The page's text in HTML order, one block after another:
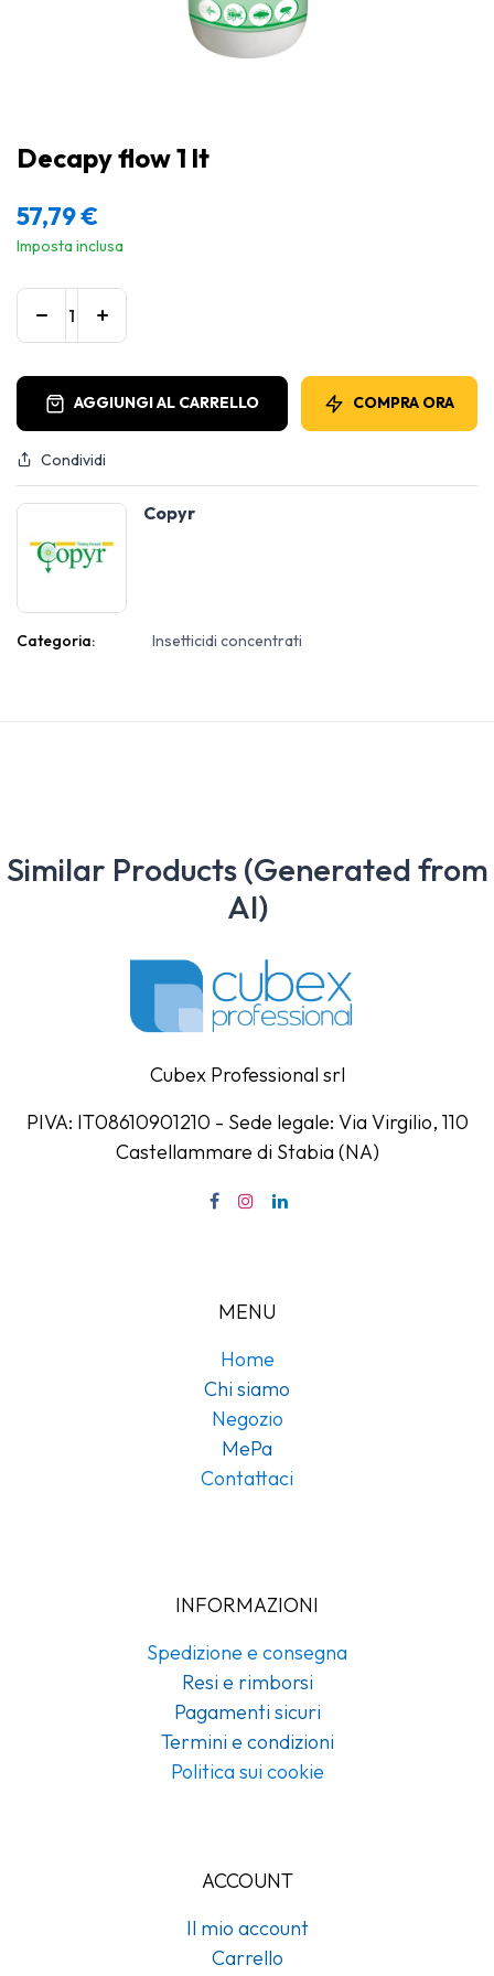
Decapy flow 1 lt
57,79€
Imposta inclusa
AGGIUNGI AL CARRELLO COMPRA ORA
Condividi
Copyr
Categoria: Insetticidi concentrati
Similar Products (Generated from
AI)
Cubex Professional srl
PIVA: IT08610901210 - Sede legale: Via Virgilio, 110
Castellammare di Stabia (NA)
MENU
Home
Chi siamo
Negozio
MePa
Contattaci
INFORMAZIONI
Spedizione e consegna
Resi e rimborsi
Pagamenti sicuri
Termini e condizioni
Politica sui cookie
ACCOUNT
Il mio account
Carrello